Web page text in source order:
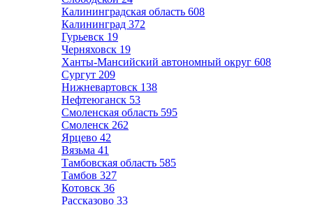
Калининградская область 608
Калининград 372
Гурьевск 19
Черняховск 19
Ханты-Мансийский автономный округ 608
Сургут 209
Нижневартовск 138
Нефтеюганск 53
Смоленская область 595
Смоленск 262
Ярцево 42
Вязьма 41
Тамбовская область 585
Тамбов 327
Котовск 36
Рассказово 33